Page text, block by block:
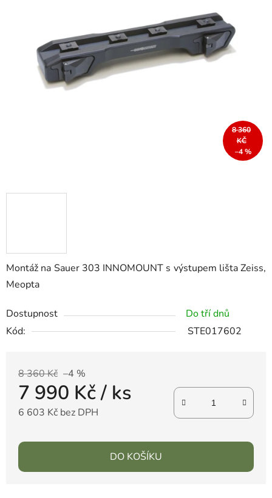
Montáž na Sauer 303 INNOMOUNT s výstupem lišta Zeiss,
Meopta
Dostupnost
Do tří dnů
Kód:
STE017602
8 360 Kč –4 %
7 990 Kč/ ks
6 603 Kč bez DPH
DO KOŠÍKU
8 360
KČ
–4 %